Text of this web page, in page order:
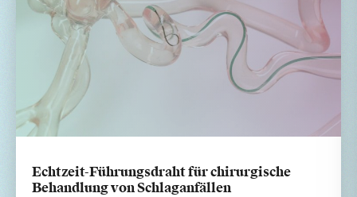
Echtzeit-Führungsdraht für chirurgische
Behandlung von Schlaganfällen